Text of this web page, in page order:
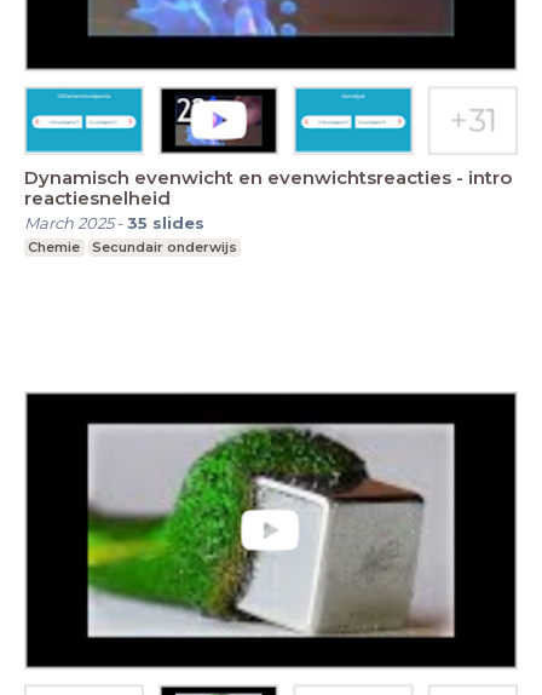
Dynamisch evenwicht en evenwichtsreacties - intro
reactiesnelheid
March 2025-35 slides
Chemie Secundair onderwijs